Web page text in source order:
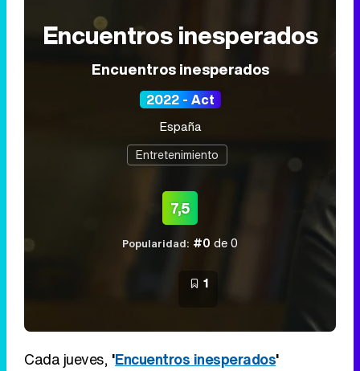
Encuentros inesperados
Encuentros inesperados
2022 - Act
España
Entretenimiento
7,5
Popularidad: #0 de 0
1
Cada jueves, 'Encuentros inesperados'